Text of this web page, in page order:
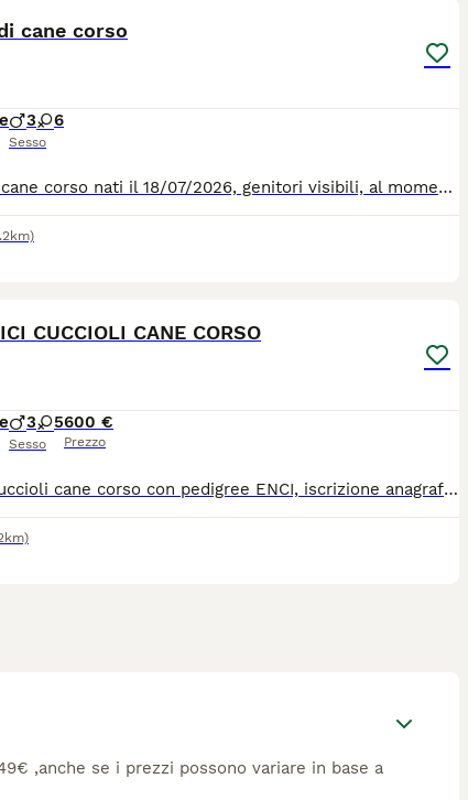
cane corso
3 6
Sesso
Cuccioli di cane corso nati il 18/07/2026, genitori visibili, al momento della consegna, non prima dei 60 giorni, avranno microchip, primi vaccini fatti e pedigree
CUCCIOLI CANE CORSO
3 5
Sesso
600 €
Prezzo
Cediamo cuccioli cane corso con pedigree ENCI, iscrizione anagrafe canina, vaccinazioni, sverminati e con microchip. Genitori entrambi con pedigree ENCI, visibili di nostra proprietà. Mamma nera e padre grigio tigrato. Disponibili da Agosto, richiesta di 600 euro.
,anche se i prezzi possono variare in base a